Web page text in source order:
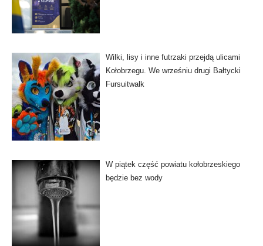
Wilki, lisy i inne futrzaki przejdą ulicami
Kołobrzegu. We wrześniu drugi Bałtycki
Fursuitwalk
W piątek część powiatu kołobrzeskiego
będzie bez wody